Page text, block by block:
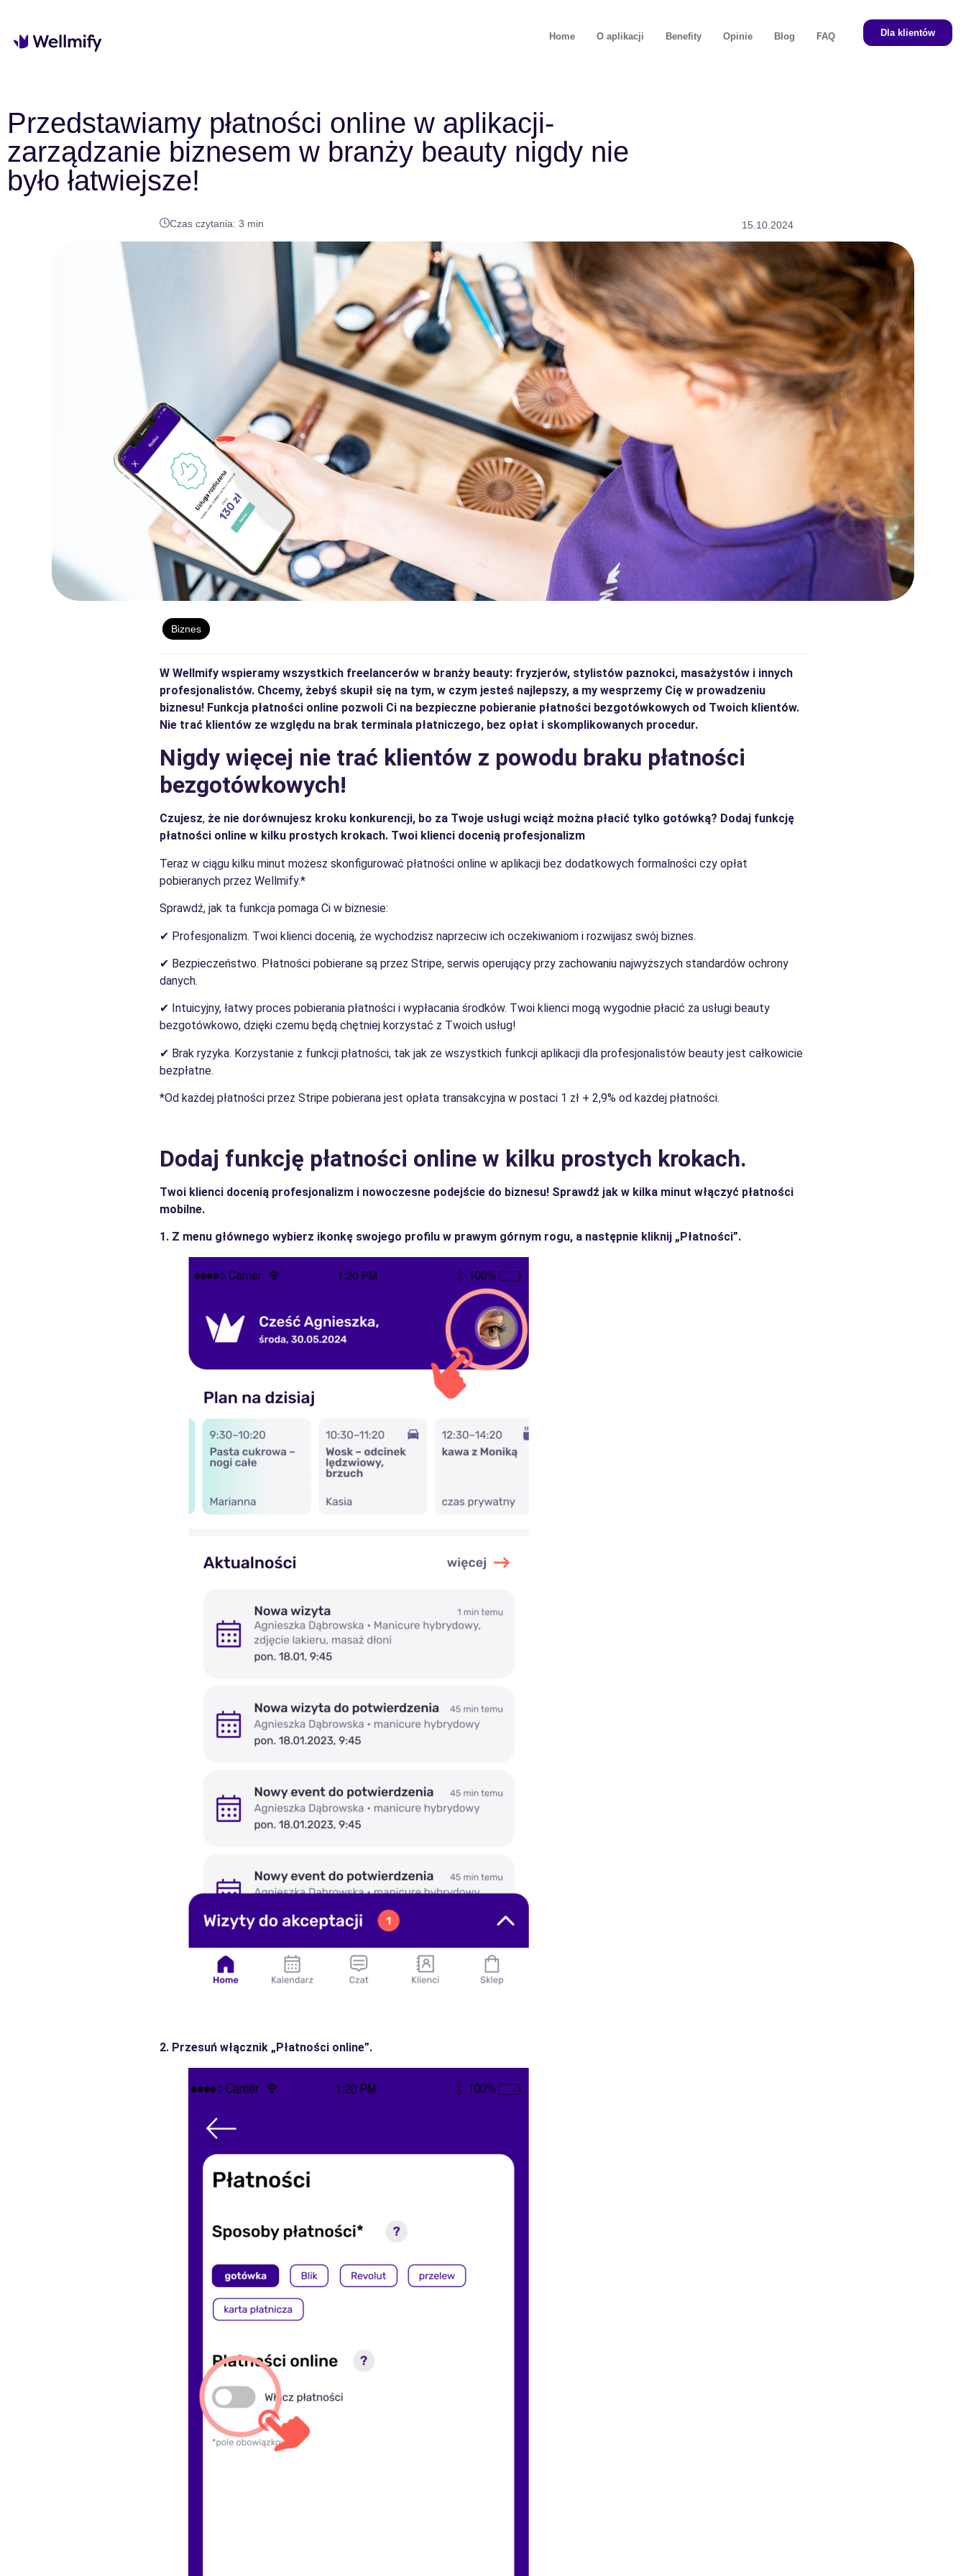
Home O aplikacji Benefity Opinie Blog FAQ Dla klientów
Przedstawiamy płatności online w aplikacji-
zarządzanie biznesem w branży beauty nigdy nie
było łatwiejsze!
Czas czytania: 3 min 15.10.2024
Biznes
W Wellmify wspieramy wszystkich freelancerów w branży beauty: fryzjerów, stylistów paznokci, masażystów i innych
profesjonalistów. Chcemy, żebyś skupił się na tym, w czym jesteś najlepszy, a my wesprzemy Cię w prowadzeniu
biznesu! Funkcja płatności online pozwoli Ci na bezpieczne pobieranie płatności bezgotówkowych od Twoich klientów.
Nie trać klientów ze względu na brak terminala płatniczego, bez opłat i skomplikowanych procedur.
Nigdy więcej nie trać klientów z powodu braku płatności
bezgotówkowych!
Czujesz, że nie dorównujesz kroku konkurencji, bo za Twoje usługi wciąż można płacić tylko gotówką? Dodaj funkcję
płatności online w kilku prostych krokach. Twoi klienci docenią profesjonalizm
Teraz w ciągu kilku minut możesz skonfigurować płatności online w aplikacji bez dodatkowych formalności czy opłat
pobieranych przez Wellmify.*
Sprawdź, jak ta funkcja pomaga Ci w biznesie:
✔ Profesjonalizm. Twoi klienci docenią, że wychodzisz naprzeciw ich oczekiwaniom i rozwijasz swój biznes.
✔ Bezpieczeństwo. Płatności pobierane są przez Stripe, serwis operujący przy zachowaniu najwyższych standardów ochrony
danych.
✔ Intuicyjny, łatwy proces pobierania płatności i wypłacania środków. Twoi klienci mogą wygodnie płacić za usługi beauty
bezgotówkowo, dzięki czemu będą chętniej korzystać z Twoich usług!
✔ Brak ryzyka. Korzystanie z funkcji płatności, tak jak ze wszystkich funkcji aplikacji dla profesjonalistów beauty jest całkowicie
bezpłatne.
*Od każdej płatności przez Stripe pobierana jest opłata transakcyjna w postaci 1 zł + 2,9% od każdej płatności.
Dodaj funkcję płatności online w kilku prostych krokach.
Twoi klienci docenią profesjonalizm i nowoczesne podejście do biznesu! Sprawdź jak w kilka minut włączyć płatności
mobilne.
1. Z menu głównego wybierz ikonkę swojego profilu w prawym górnym rogu, a następnie kliknij „Płatności”.
2. Przesuń włącznik „Płatności online”.